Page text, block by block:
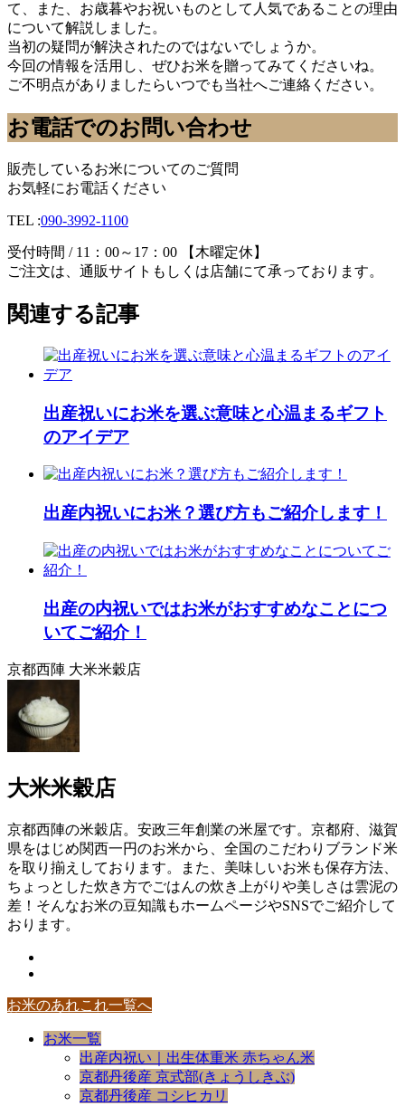
て、また、お歳暮やお祝いものとして人気であることの理由
について解説しました。
当初の疑問が解決されたのではないでしょうか。
今回の情報を活用し、ぜひお米を贈ってみてくださいね。
ご不明点がありましたらいつでも当社へご連絡ください。
お電話でのお問い合わせ
販売しているお米についてのご質問
お気軽にお電話ください
TEL :090-3992-1100
受付時間 / 11：00～17：00 【木曜定休】
ご注文は、通販サイトもしくは店舗にて承っております。
関連する記事
出産祝いにお米を選ぶ意味と心温まるギフト
のアイデア
出産内祝いにお米？選び方もご紹介します！
出産の内祝いではお米がおすすめなことにつ
いてご紹介！
京都西陣 大米米穀店
大米米穀店
京都西陣の米穀店。安政三年創業の米屋です。京都府、滋賀
県をはじめ関西一円のお米から、全国のこだわりブランド米
を取り揃えしております。また、美味しいお米も保存方法、
ちょっとした炊き方でごはんの炊き上がりや美しさは雲泥の
差！そんなお米の豆知識もホームページやSNSでご紹介して
おります。
お米のあれこれ一覧へ
お米一覧
出産内祝い｜出生体重米 赤ちゃん米
京都丹後産 京式部(きょうしきぶ)
京都丹後産 コシヒカリ